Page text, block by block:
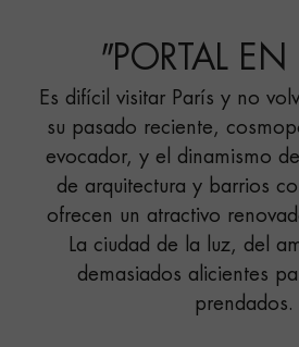
"PORTAL EN
Es difícil visitar París y no
su pasado reciente,
evocador, y el dinamismo
de arquitectura y barrios
ofrecen un atractivo
La ciudad de la luz, del
demasiados alicientes
prendados.